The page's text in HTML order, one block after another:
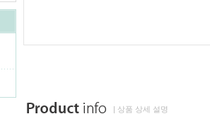
| 상품 상세 설명